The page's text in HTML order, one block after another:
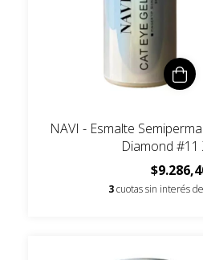
NAVI - Esmalte
Diamond #11
3cuotas sin interés de